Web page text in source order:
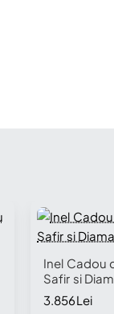
Inel Cadou
Safir si
3.856Lei